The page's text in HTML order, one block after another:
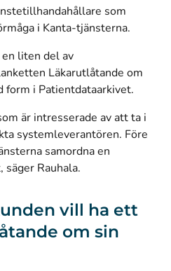
som
i Kanta-tjänsterna.
liten del av
Läkarutlåtande om
form i Patientdataarkivet.
är intresserade av att ta i
systemleverantören. Före
samordna en
Rauhala.
vill ha ett
om sin